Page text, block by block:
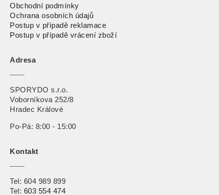
Obchodní podmínky
Ochrana osobních údajů
Postup v případě reklamace
Postup v případě vrácení zboží
Adresa
SPORYDO s.r.o.
Voborníkova 252/8
Hradec Králové
Po-Pá: 8:00 - 15:00
Kontakt
Tel: 604 989 899
Tel: 603 554 474